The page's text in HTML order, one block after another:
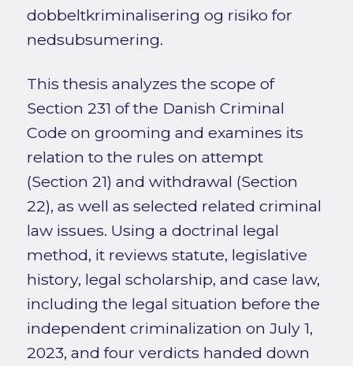
dobbeltkriminalisering og risiko for
nedsubsumering.
This thesis analyzes the scope of
Section 231 of the Danish Criminal
Code on grooming and examines its
relation to the rules on attempt
(Section 21) and withdrawal (Section
22), as well as selected related criminal
law issues. Using a doctrinal legal
method, it reviews statute, legislative
history, legal scholarship, and case law,
including the legal situation before the
independent criminalization on July 1,
2023, and four verdicts handed down